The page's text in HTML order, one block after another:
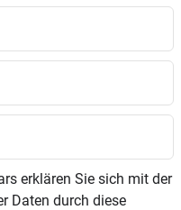
erklären Sie sich mit der
Daten durch diese